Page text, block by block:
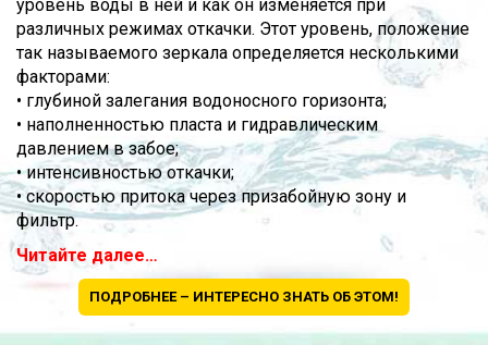
уровень воды в ней и как он изменяется при
различных режимах откачки. Этот уровень, положение
так называемого зеркала определяется несколькими
факторами:
• глубиной залегания водоносного горизонта;
• наполненностью пласта и гидравлическим
давлением в забое;
• интенсивностью откачки;
• скоростью притока через призабойную зону и
фильтр.
Читайте далее…
ПОДРОБНЕЕ – ИНТЕРЕСНО ЗНАТЬ ОБ ЭТОМ!